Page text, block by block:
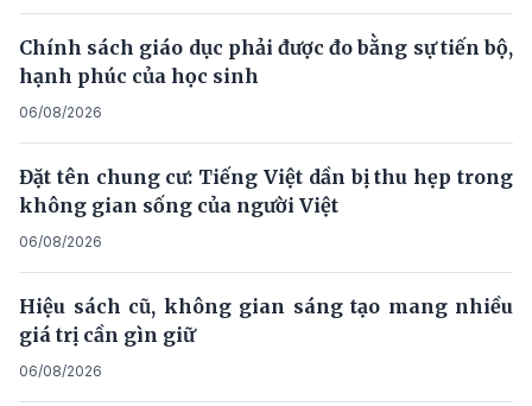
Chính sách giáo dục phải được đo bằng sự tiến bộ,
hạnh phúc của học sinh
06/08/2026
Đặt tên chung cư: Tiếng Việt dần bị thu hẹp trong
không gian sống của người Việt
06/08/2026
Hiệu sách cũ, không gian sáng tạo mang nhiều
giá trị cần gìn giữ
06/08/2026